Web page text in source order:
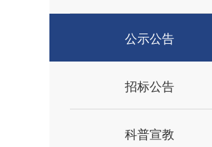
公示公告
招标公告
科普宣教